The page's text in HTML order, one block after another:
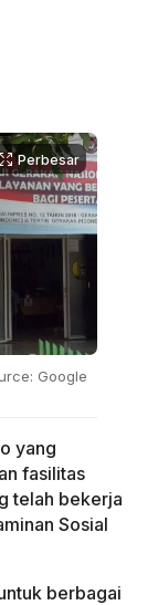
Perbesar
Google
yang
fasilitas
telah bekerja
Sosial
berbagai